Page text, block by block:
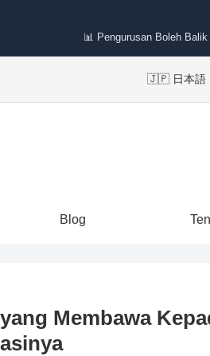
📊 Pengurusan Boleh Balik
🇯🇵 日本語
Blog
Membawa